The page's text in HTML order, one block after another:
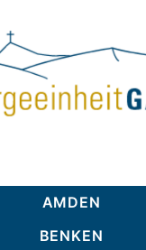
AMDEN
BENKEN